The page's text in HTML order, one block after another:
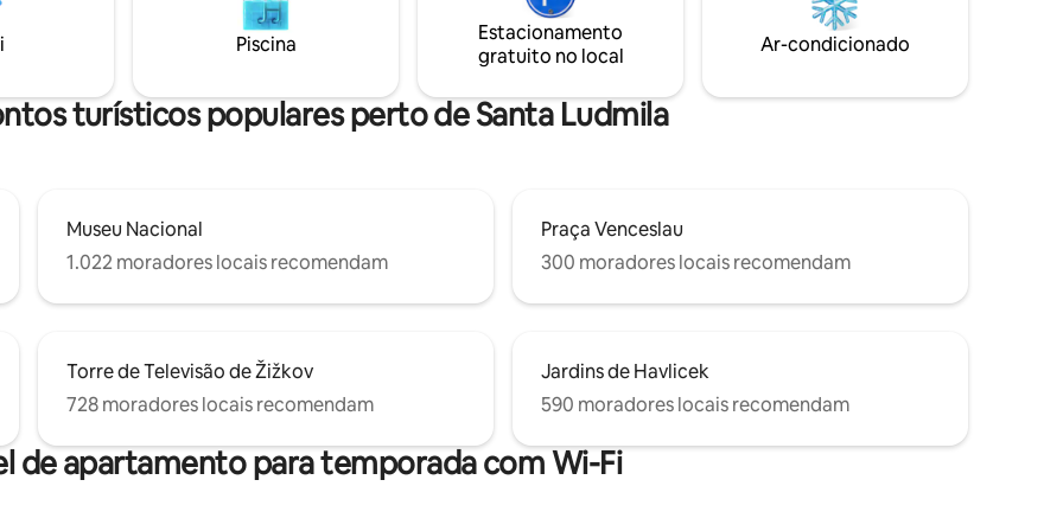
Uma parada de bonde
muito perto (a apenas 1
distância). :) Há muitos
bem como mercearias.
parques verdes ou até o maior parque de
Praga, "Stromovka", ao longo do rio
norte. A 2 minutos da parada de bonde
Palmovka.
mesma categoria. Embora todas as
unidades ofereçam as mesmas
comodidades, pode haver diferenças
elementos de design.
Piscina
Estacionamento
gratuito no local
Ar-condicionado
turísticos populares perto de Santa Ludmila
Museu Nacional
1.022 moradores locais recomendam
Praça Venceslau
300 moradores locais recomendam
Torre de Televisão de Žižkov
728 moradores locais recomendam
Jardins de Havlicek
590 moradores locais recomendam
de apartamento para temporada com Wi-Fi